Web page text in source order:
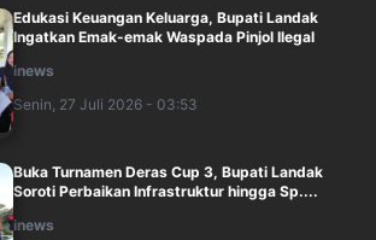
Edukasi Keuangan Keluarga, Bupati Landak
Ingatkan Emak-emak Waspada Pinjol Ilegal
inews
Senin, 27 Juli 2026 - 03:53
Buka Turnamen Deras Cup 3, Bupati Landak
Soroti Perbaikan Infrastruktur hingga Sp....
inews